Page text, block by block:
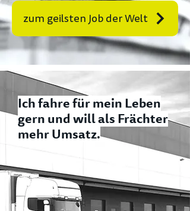
zum geilsten Job der Welt
Ich fahre für mein Leben
gern und will als Frächter
mehr Umsatz.